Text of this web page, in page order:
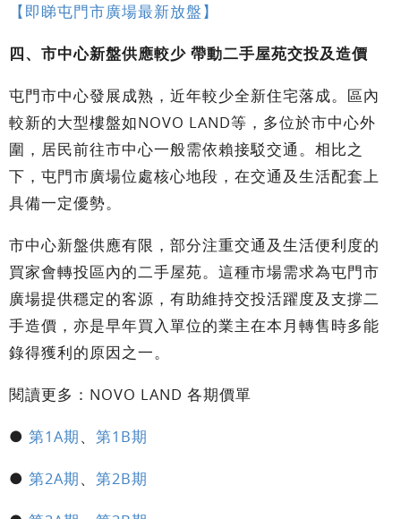
【即睇屯門市廣場最新放盤】
四、市中心新盤供應較少 帶動二手屋苑交投及造價
屯門市中心發展成熟，近年較少全新住宅落成。區內
較新的大型樓盤如NOVO LAND等，多位於市中心外
圍，居民前往市中心一般需依賴接駁交通。相比之
下，屯門市廣場位處核心地段，在交通及生活配套上
具備一定優勢。
市中心新盤供應有限，部分注重交通及生活便利度的
買家會轉投區內的二手屋苑。這種市場需求為屯門市
廣場提供穩定的客源，有助維持交投活躍度及支撐二
手造價，亦是早年買入單位的業主在本月轉售時多能
錄得獲利的原因之一。
閱讀更多：NOVO LAND 各期價單
● 第1A期、 第1B期
● 第2A期、 第2B期